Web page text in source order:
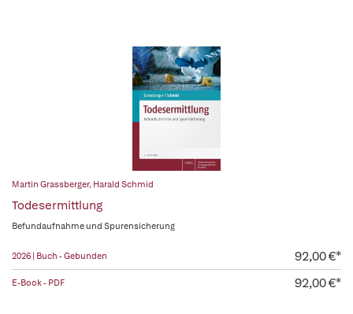
Martin Grassberger, Harald Schmid
Todesermittlung
Befundaufnahme und Spurensicherung
2026 | Buch - Gebunden 92,00 €*
E-Book - PDF 92,00 €*